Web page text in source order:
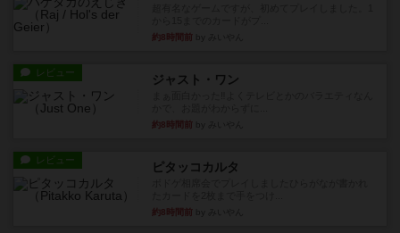
約8時間前
レビュー ジャスト・ワン
約8時間前
レビュー ピタッコカルタ
約8時間前